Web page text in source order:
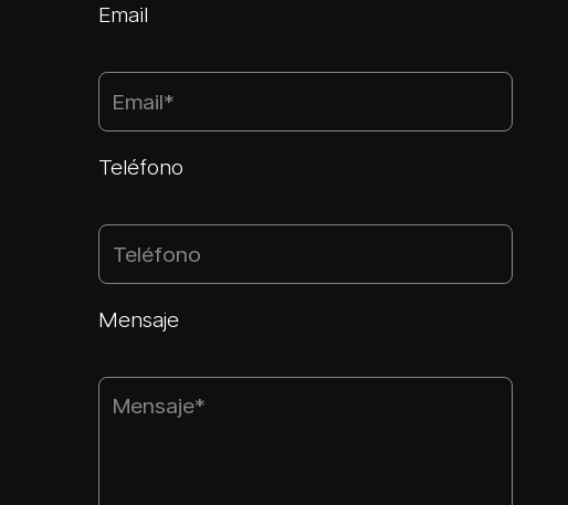
Email
Teléfono
Mensaje